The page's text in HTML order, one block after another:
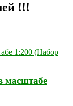
!!!
масштабе